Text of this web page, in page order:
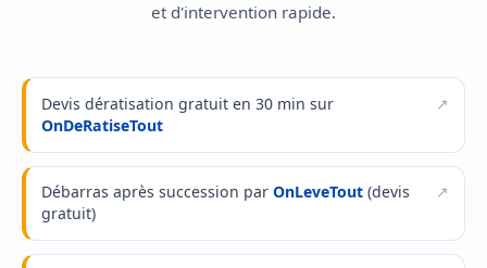
et d'intervention rapide.
Devis dératisation gratuit en 30 min sur
OnDeRatiseTout
Débarras après succession par OnLeveTout(devis
gratuit)